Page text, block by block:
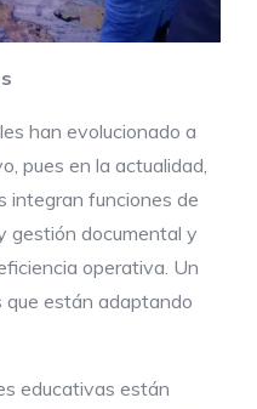
han evolucionado a
pues en la actualidad,
integran funciones de
gestión documental y
operativa. Un
están adaptando
educativas están